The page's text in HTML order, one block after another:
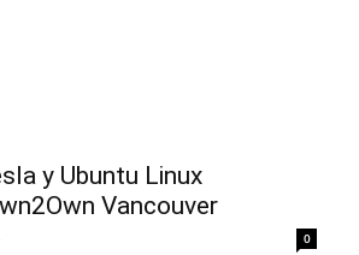
y Ubuntu Linux
Vancouver
0